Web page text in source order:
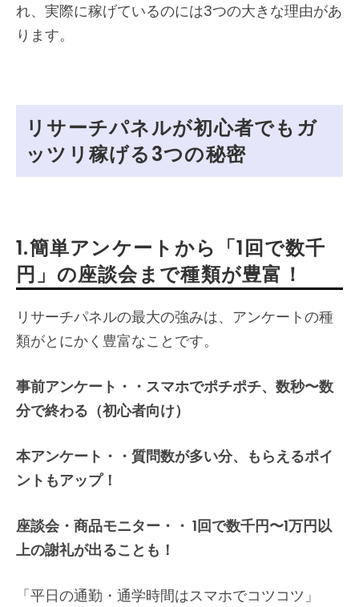
れ、実際に稼げているのには3つの大きな理由があ
ります。
リサーチパネルが初心者でもガ
ッツリ稼げる3つの秘密
1.簡単アンケートから「1回で数千
円」の座談会まで種類が豊富！
リサーチパネルの最大の強みは、アンケートの種
類がとにかく豊富なことです。
事前アンケート・・スマホでポチポチ、数秒〜数
分で終わる（初心者向け）
本アンケート・・質問数が多い分、もらえるポイ
ントもアップ！
座談会・商品モニター・・ 1回で数千円〜1万円以
上の謝礼が出ることも！
「平日の通勤・通学時間はスマホでコツコツ」